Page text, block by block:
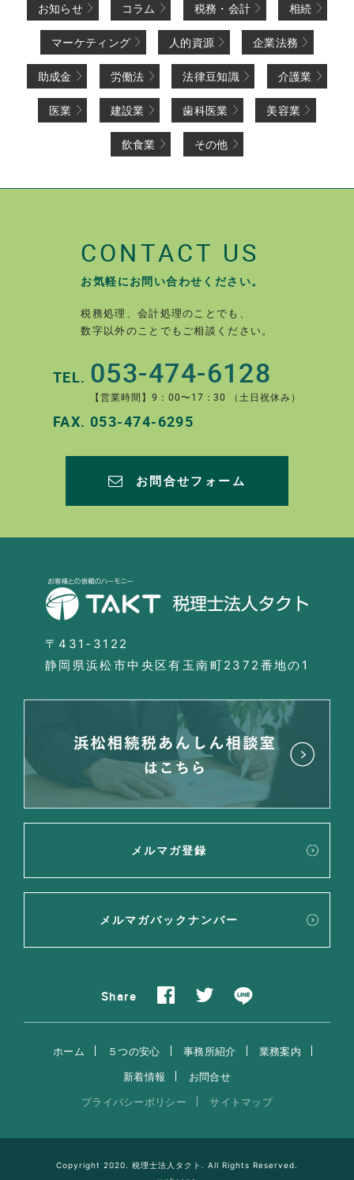
お知らせ コラム 税務・会計 相続
マーケティング 人的資源 企業法務
助成金 労働法 法律豆知識 介護業
医業 建設業 歯科医業 美容業
飲食業 その他
CONTACT US
お気軽にお問い合わせください。
税務処理、会計処理のことでも、
数字以外のことでもご相談ください。
TEL. 053-474-6128
【営業時間】9：00〜17：30 （土日祝休み）
FAX. 053-474-6295
お問合せフォーム
〒431-3122
静岡県浜松市中央区有玉南町2372番地の1
メルマガ登録
メルマガバックナンバー
Share
ホーム ５つの安心 事務所紹介
業務案内
新着情報
お問合せ
プライバシーポリシー
サイトマップ
Copyright 2020. 税理士法人タクト. All Rights Reserved.